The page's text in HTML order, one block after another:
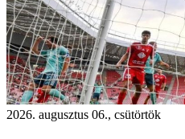
2026. augusztus 06., csütörtök